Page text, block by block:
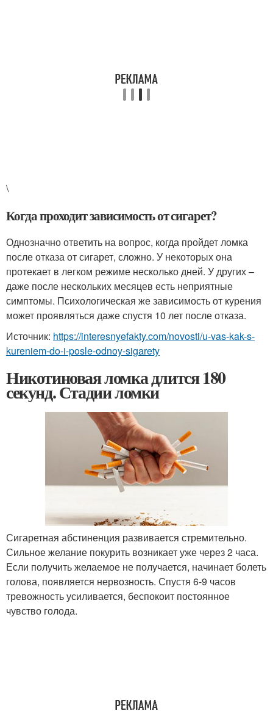
\
Когда проходит зависимость от сигарет?
Однозначно ответить на вопрос, когда пройдет ломка
после отказа от сигарет, сложно. У некоторых она
протекает в легком режиме несколько дней. У других –
даже после нескольких месяцев есть неприятные
симптомы. Психологическая же зависимость от курения
может проявляться даже спустя 10 лет после отказа.
Источник: https://interesnyefakty.com/novosti/u-vas-kak-s-
kureniem-do-i-posle-odnoy-sigarety
Никотиновая ломка длится 180
секунд. Стадии ломки
Сигаретная абстиненция развивается стремительно.
Сильное желание покурить возникает уже через 2 часа.
Если получить желаемое не получается, начинает болеть
голова, появляется нервозность. Спустя 6-9 часов
тревожность усиливается, беспокоит постоянное
чувство голода.